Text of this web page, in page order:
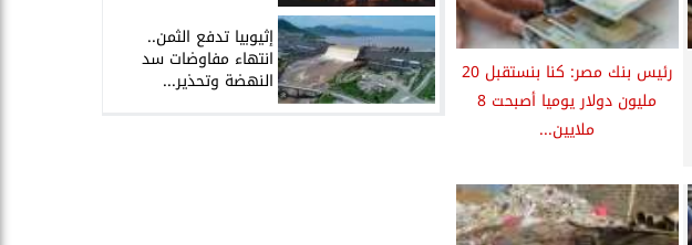
رئيس بنك مصر: كنا بنستقبل 20
مليون دولار يوميا أصبحت 8
ملايين...
إثيوبيا تدفع الثمن..
انتهاء مفاوضات سد
النهضة وتحذير...